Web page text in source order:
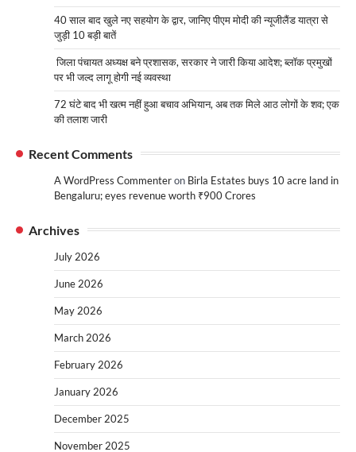
40 साल बाद खुले नए सहयोग के द्वार, जानिए पीएम मोदी की न्यूजीलैंड यात्रा से
जुड़ी 10 बड़ी बातें
जिला पंचायत अध्यक्ष बने प्रशासक, सरकार ने जारी किया आदेश; ब्लॉक प्रमुखों
पर भी जल्द लागू होगी नई व्यवस्था
72 घंटे बाद भी खत्म नहीं हुआ बचाव अभियान, अब तक मिले आठ लोगों के शव; एक
की तलाश जारी
Recent Comments
A WordPress Commenteron Birla Estates buys 10 acre land in
Bengaluru; eyes revenue worth ₹900 Crores
Archives
July 2026
June 2026
May 2026
March 2026
February 2026
January 2026
December 2025
November 2025